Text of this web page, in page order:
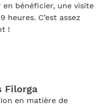
en bénéficier, une visite
heures. C’est assez
!
Filorga
en matière de